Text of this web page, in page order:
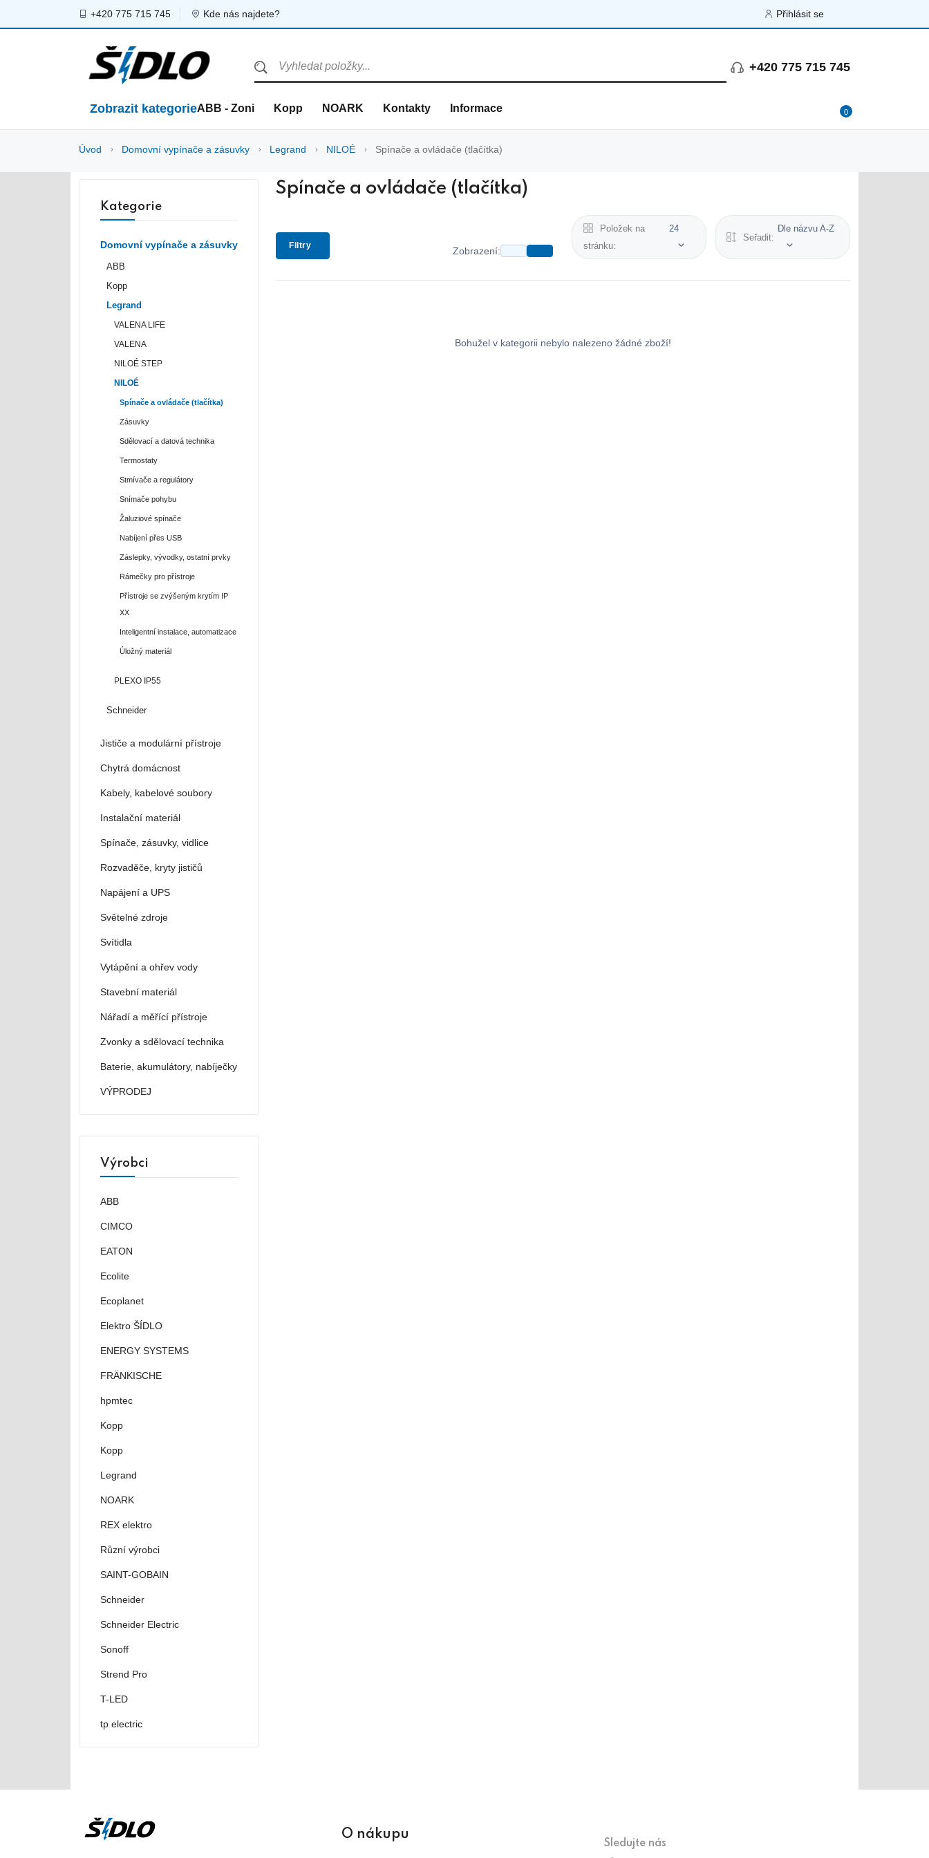
+420 775 715 745 Kde nás najdete? Přihlásit se
+420 775 715 745
Zobrazit kategorieABB - Zoni Kopp NOARK Kontakty Informace 0
Úvod Domovní vypínače a zásuvky Legrand NILOÉ Spínače a ovládače (tlačítka)
Spínače a ovládače (tlačítka)
Filtry Zobrazení:
Položek na
stránku:
24
Seřadit:
Dle názvu A-Z
Bohužel v kategorii nebylo nalezeno žádné zboží!
Kategorie
Domovní vypínače a zásuvky
ABB
Kopp
Legrand
VALENA LIFE
VALENA
NILOÉ STEP
NILOÉ
Spínače a ovládače (tlačítka)
Zásuvky
Sdělovací a datová technika
Termostaty
Stmívače a regulátory
Snímače pohybu
Žaluziové spínače
Nabíjení přes USB
Záslepky, vývodky, ostatní prvky
Rámečky pro přístroje
Přístroje se zvýšeným krytím IP
XX
Inteligentní instalace, automatizace
Úložný materiál
PLEXO IP55
Schneider
Jističe a modulární přístroje
Chytrá domácnost
Kabely, kabelové soubory
Instalační materiál
Spínače, zásuvky, vidlice
Rozvaděče, kryty jističů
Napájení a UPS
Světelné zdroje
Svítidla
Vytápění a ohřev vody
Stavební materiál
Nářadí a měřící přístroje
Zvonky a sdělovací technika
Baterie, akumulátory, nabíječky
VÝPRODEJ
Výrobci
ABB
CIMCO
EATON
Ecolite
Ecoplanet
Elektro ŠÍDLO
ENERGY SYSTEMS
FRÄNKISCHE
hpmtec
Kopp
Kopp
Legrand
NOARK
REX elektro
Různí výrobci
SAINT-GOBAIN
Schneider
Schneider Electric
Sonoff
Strend Pro
T-LED
tp electric
O nákupu
Sledujte nás